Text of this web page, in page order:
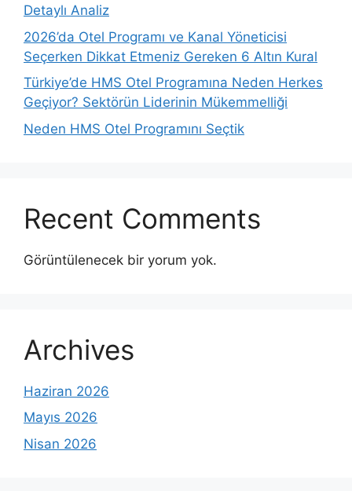
Detaylı Analiz
2026’da Otel Programı ve Kanal Yöneticisi
Seçerken Dikkat Etmeniz Gereken 6 Altın Kural
Türkiye’de HMS Otel Programına Neden Herkes
Geçiyor? Sektörün Liderinin Mükemmelliği
Neden HMS Otel Programını Seçtik
Recent Comments
Görüntülenecek bir yorum yok.
Archives
Haziran 2026
Mayıs 2026
Nisan 2026